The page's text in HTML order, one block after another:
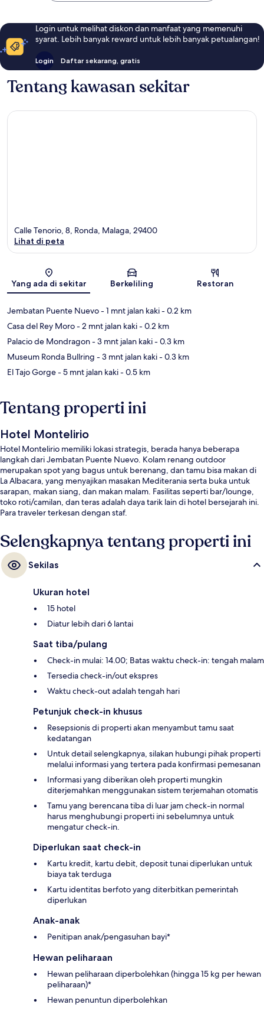
Login untuk melihat diskon dan manfaat yang memenuhi
syarat. Lebih banyak reward untuk lebih banyak petualangan!
Login Daftar sekarang, gratis
Tentang kawasan sekitar
Peta
Calle Tenorio, 8, Ronda, Malaga, 29400
Lihat di peta
Yang ada di sekitar Berkeliling Restoran
Jembatan Puente Nuevo- 1 mnt jalan kaki- 0.2 km
Casa del Rey Moro- 2 mnt jalan kaki- 0.2 km
Palacio de Mondragon- 3 mnt jalan kaki- 0.3 km
Museum Ronda Bullring - 3 mnt jalan kaki- 0.3 km
El Tajo Gorge- 5 mnt jalan kaki- 0.5 km
Tentang properti ini
Hotel Montelirio
Hotel Montelirio memiliki lokasi strategis, berada hanya beberapa
langkah dari Jembatan Puente Nuevo. Kolam renang outdoor
merupakan spot yang bagus untuk berenang, dan tamu bisa makan di
La Albacara, yang menyajikan masakan Mediterania serta buka untuk
sarapan, makan siang, dan makan malam. Fasilitas seperti bar/lounge,
toko roti/camilan, dan teras adalah daya tarik lain di hotel bersejarah ini.
Para traveler terkesan dengan staf.
Selengkapnya tentang properti ini
Sekilas
Ukuran hotel
15 hotel
Diatur lebih dari 6 lantai
Saat tiba/pulang
Check-in mulai: 14.00; Batas waktu check-in: tengah malam
Tersedia check-in/out ekspres
Waktu check-out adalah tengah hari
Petunjuk check-in khusus
Resepsionis di properti akan menyambut tamu saat
kedatangan
Untuk detail selengkapnya, silakan hubungi pihak properti
melalui informasi yang tertera pada konfirmasi pemesanan
Informasi yang diberikan oleh properti mungkin
diterjemahkan menggunakan sistem terjemahan otomatis
Tamu yang berencana tiba di luar jam check-in normal
harus menghubungi properti ini sebelumnya untuk
mengatur check-in.
Diperlukan saat check-in
Kartu kredit, kartu debit, deposit tunai diperlukan untuk
biaya tak terduga
Kartu identitas berfoto yang diterbitkan pemerintah
diperlukan
Anak-anak
Penitipan anak/pengasuhan bayi*
Hewan peliharaan
Hewan peliharaan diperbolehkan (hingga 15 kg per hewan
peliharaan)*
Hewan penuntun diperbolehkan